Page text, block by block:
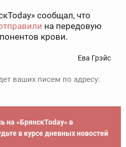
сообщал, что
на передовую
крови.
Ева Грэйс
ваших писем по адресу:
на «БрянскToday» в
в курсе дневных новостей